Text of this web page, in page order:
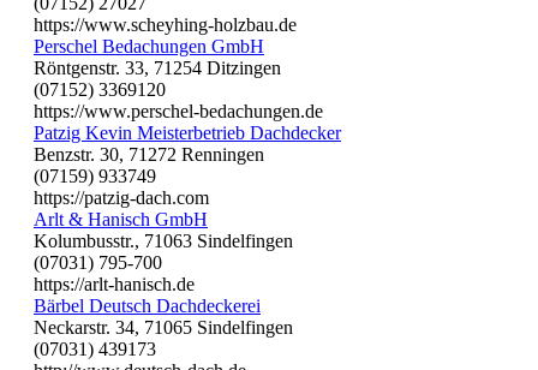
https://www.scheyhing-holzbau.de
Perschel Bedachungen GmbH
Röntgenstr. 33, 71254 Ditzingen
(07152) 3369120
https://www.perschel-bedachungen.de
Patzig Kevin Meisterbetrieb Dachdecker
Benzstr. 30, 71272 Renningen
(07159) 933749
https://patzig-dach.com
Arlt & Hanisch GmbH
Kolumbusstr., 71063 Sindelfingen
(07031) 795-700
https://arlt-hanisch.de
Bärbel Deutsch Dachdeckerei
Neckarstr. 34, 71065 Sindelfingen
(07031) 439173